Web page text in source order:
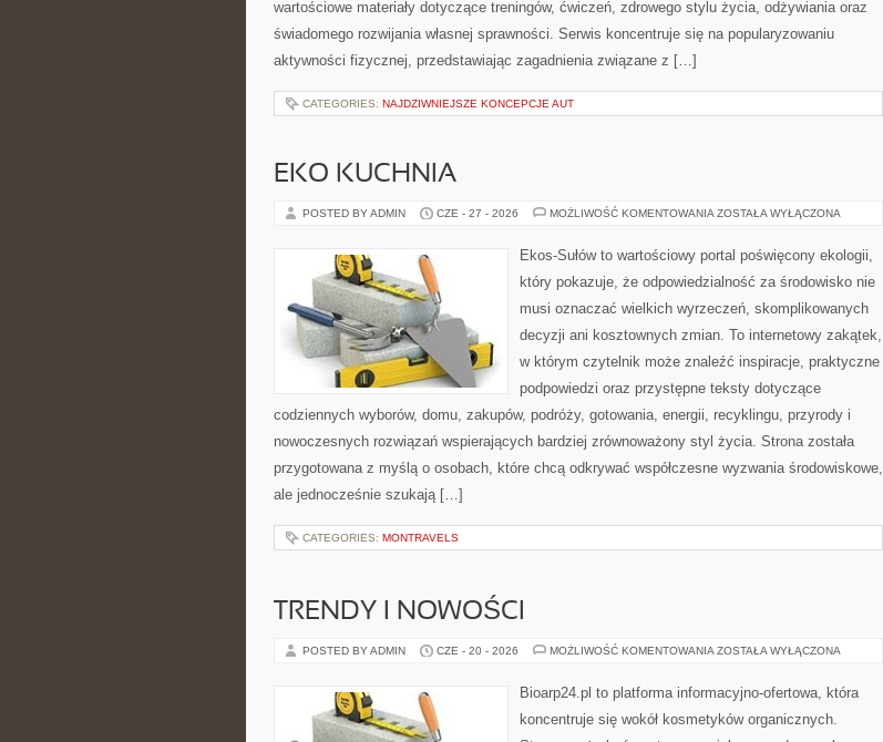
wartościowe materiały dotyczące treningów, ćwiczeń, zdrowego stylu życia, odżywiania oraz
świadomego rozwijania własnej sprawności. Serwis koncentruje się na popularyzowaniu
aktywności fizycznej, przedstawiając zagadnienia związane z […]
CATEGORIES: NAJDZIWNIEJSZE KONCEPCJE AUT
EKO KUCHNIA
POSTED BY ADMIN CZE - 27 - 2026 MOŻLIWOŚĆ KOMENTOWANIA EKO
ZOSTAŁA WYŁĄCZONA
Ekos-Sułów to wartościowy portal poświęcony ekologii,
który pokazuje, że odpowiedzialność za środowisko nie
musi oznaczać wielkich wyrzeczeń, skomplikowanych
decyzji ani kosztownych zmian. To internetowy zakątek,
w którym czytelnik może znaleźć inspiracje, praktyczne
podpowiedzi oraz przystępne teksty dotyczące
codziennych wyborów, domu, zakupów, podróży, gotowania, energii, recyklingu, przyrody i
nowoczesnych rozwiązań wspierających bardziej zrównoważony styl życia. Strona została
przygotowana z myślą o osobach, które chcą odkrywać współczesne wyzwania środowiskowe,
ale jednocześnie szukają […]
CATEGORIES: MONTRAVELS
TRENDY I NOWOŚCI
POSTED BY ADMIN CZE - 20 - 2026 MOŻLIWOŚĆ KOMENTOWANIA TRENDY
ZOSTAŁA WYŁĄCZONA
Bioarp24.pl to platforma informacyjno-ofertowa, która
koncentruje się wokół kosmetyków organicznych.